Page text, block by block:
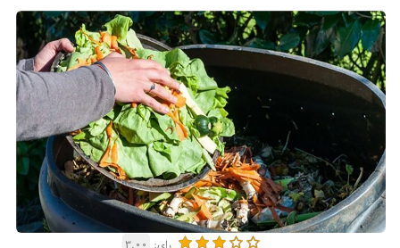
رای: ۳.۰۰